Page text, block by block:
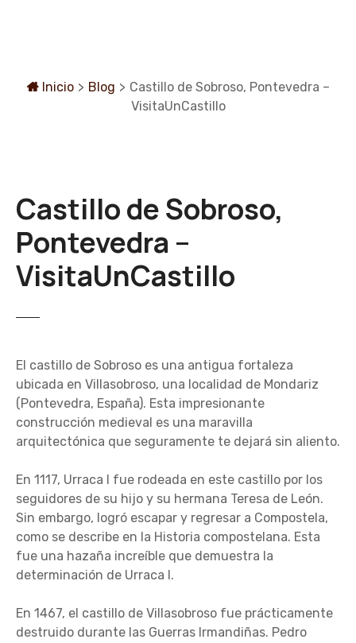
Inicio > Blog > Castillo de Sobroso, Pontevedra –
VisitaUnCastillo
Castillo de Sobroso,
Pontevedra –
VisitaUnCastillo
El castillo de Sobroso es una antigua fortaleza
ubicada en Villasobroso, una localidad de Mondariz
(Pontevedra, España). Esta impresionante
construcción medieval es una maravilla
arquitectónica que seguramente te dejará sin aliento.
En 1117, Urraca I fue rodeada en este castillo por los
seguidores de su hijo y su hermana Teresa de León.
Sin embargo, logró escapar y regresar a Compostela,
como se describe en la Historia compostelana. Esta
fue una hazaña increíble que demuestra la
determinación de Urraca I.
En 1467, el castillo de Villasobroso fue prácticamente
destruido durante las Guerras Irmandiñas. Pedro